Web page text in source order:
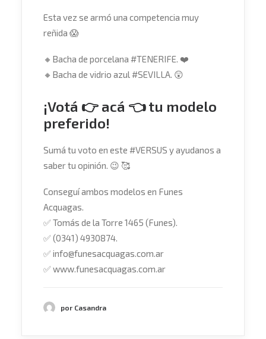
Esta vez se armó una competencia muy
reñida 😱
🔸 Bacha de porcelana #TENERIFE. ❤️
🔸 Bacha de vidrio azul#SEVILLA. 😲
¡Votá 👉 acá 👈 tu modelo
preferido!
Sumá tu voto en este #VERSUS y ayudanos a
saber tu opinión. 😉 🥰
Conseguí ambos modelos en Funes
Acquagas.
✅Tomás de la Torre 1465 (Funes).
✅(0341) 4930874.
✅info@funesacquagas.com.ar
✅www.funesacquagas.com.ar
por Casandra